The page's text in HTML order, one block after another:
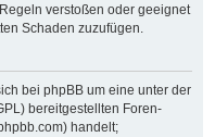
verstoßen oder geeignet
Schaden zuzufügen.
bei phpBB um eine unter der
bereitgestellten Foren-
handelt;